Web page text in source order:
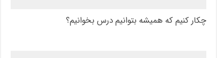
چکار کنیم که همیشه بتوانیم درس بخوانیم؟